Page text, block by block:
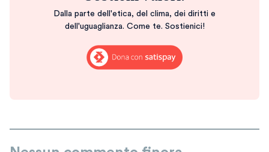
Dalla parte dell'etica, del clima, dei diritti e
dell'uguaglianza. Come te. Sostienici!